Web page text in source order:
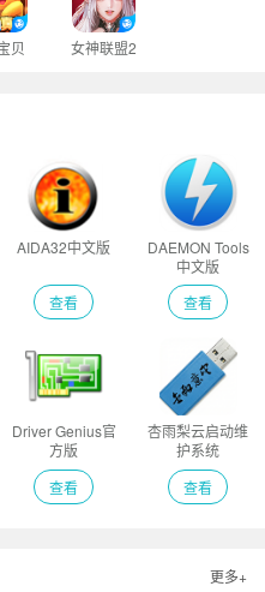
贝 女神联盟2
AIDA32中文版
查看
DAEMON Tools
中文版
查看
Driver Genius官
方版
查看
杏雨梨云启动维
护系统
查看
更多+